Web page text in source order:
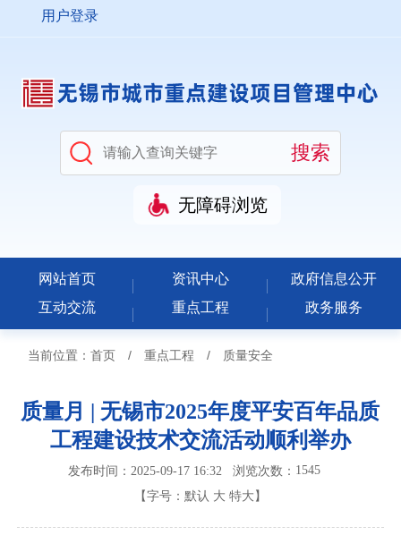
用户登录
无障碍浏览
网站首页 资讯中心
政府信息公开
互动交流
重点工程 政务服务
当前位置： 首页 / 重点工程 / 质量安全
质量月 | 无锡市2025年度平安百年品质
工程建设技术交流活动顺利举办
发布时间：2025-09-17 16:32浏览次数： 1545
【字号： 默认 大 特大 】